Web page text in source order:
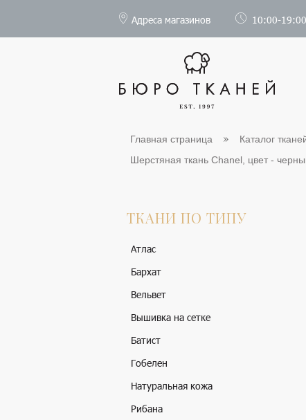
Адреса магазинов 10:00-19:00
Главная страница Каталог
Шерстяная ткань Chanel, цвет -
ТКАНИ ПО ТИПУ
Атлас
Бархат
Вельвет
Вышивка на сетке
Батист
Гобелен
Натуральная кожа
Рибана